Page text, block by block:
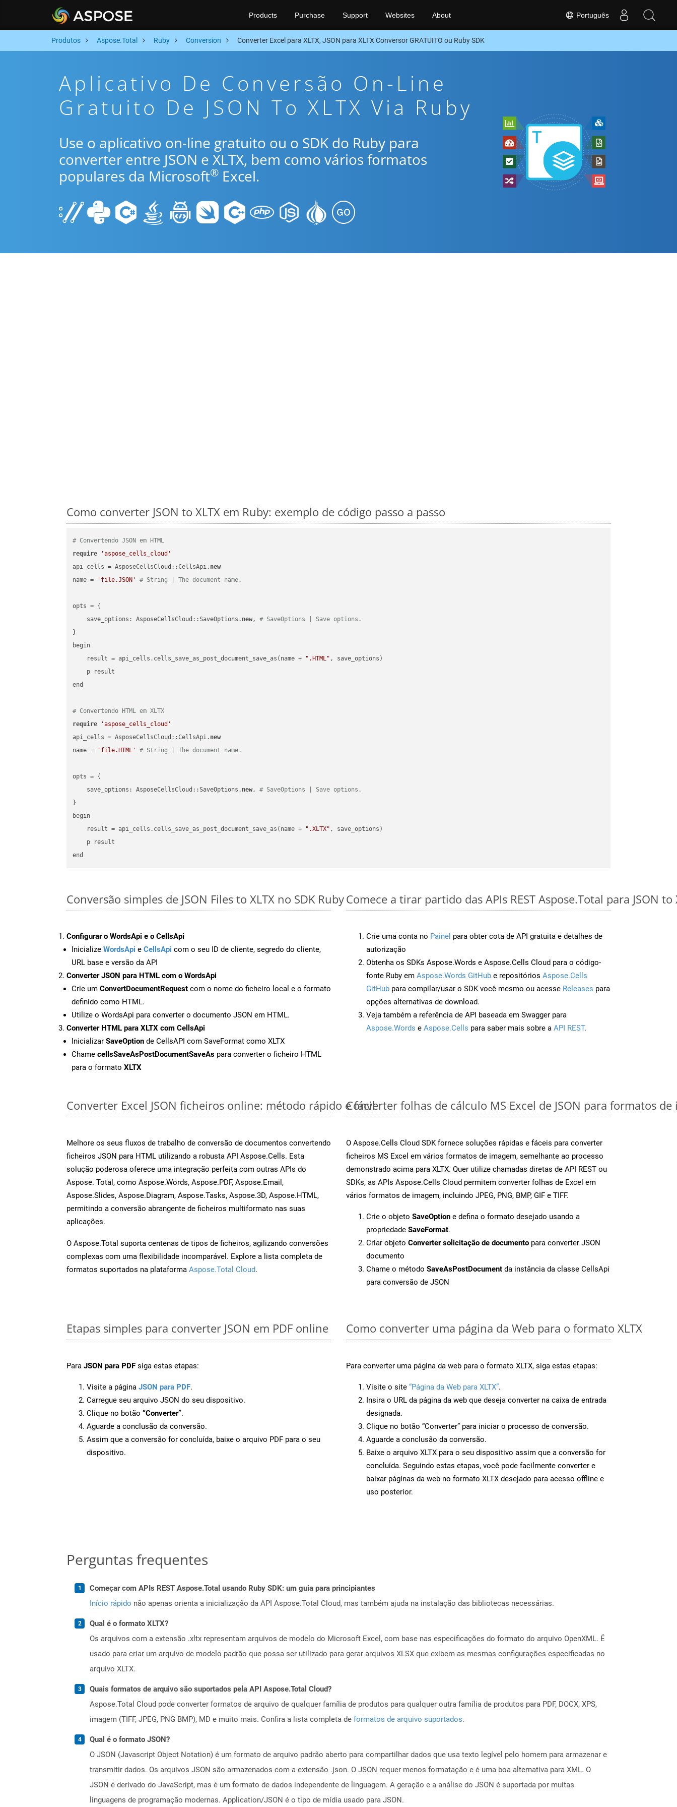
Português
Products Purchase Support Websites About
Produtos Aspose.Total Ruby Conversion Converter Excel para XLTX, JSON para XLTX Conversor GRATUITO ou Ruby SDK
Aplicativo De Conversão On-Line
Gratuito De JSON To XLTX Via Ruby
Use o aplicativo on-line gratuito ou o SDK do Ruby para
converter entre JSON e XLTX, bem como vários formatos
populares da Microsoft® Excel.
Como converter JSON to XLTX em Ruby: exemplo de código passo a passo
# Convertendo JSON em HTML
require
'aspose_cells_cloud'
api_cells = AsposeCellsCloud::CellsApi. new
name =
'file.JSON' # String | The document name.
opts = {
    save_options: AsposeCellsCloud::SaveOptions.
new, # SaveOptions | Save options.
}
begin
    result = api_cells.cells_save_as_post_document_save_as(name +
".HTML" , save_options)
    p result
end
# Convertendo HTML em XLTX
require
'aspose_cells_cloud'
api_cells = AsposeCellsCloud::CellsApi. new
name =
'file.HTML' # String | The document name.
opts = {
    save_options: AsposeCellsCloud::SaveOptions.
new, # SaveOptions | Save options.
}
begin
    result = api_cells.cells_save_as_post_document_save_as(name +
".XLTX" , save_options)
    p result
Conversão simples de JSON Files to XLTX no SDK Ruby
Configurar o WordsApi e o CellsApi
Inicialize WordsApi e CellsApi com o seu ID de cliente, segredo do cliente,
URL base e versão da API
Converter JSON para HTML com o WordsApi
Crie um ConvertDocumentRequest com o nome do ficheiro local e o formato
definido como HTML.
Utilize o WordsApi para converter o documento JSON em HTML.
Converter HTML para XLTX com CellsApi
Inicializar SaveOption de CellsAPI com SaveFormat como XLTX
Chame cellsSaveAsPostDocumentSaveAs para converter o ficheiro HTML
para o formato XLTX
Comece a tirar partido das APIs REST Aspose.Total para JSON to
Crie uma conta no Painel para obter cota de API gratuita e detalhes de
autorização
Obtenha os SDKs Aspose.Words e Aspose.Cells Cloud para o código-
fonte Ruby em Aspose.Words GitHub e repositórios Aspose.Cells
GitHub para compilar/usar o SDK você mesmo ou acesse Releases para
opções alternativas de download.
Veja também a referência de API baseada em Swagger para
Aspose.Words e Aspose.Cells para saber mais sobre a API REST.
Converter Excel JSON ficheiros online: método rápido e fácil
Melhore os seus fluxos de trabalho de conversão de documentos convertendo
ficheiros JSON para HTML utilizando a robusta API Aspose.Cells. Esta
solução poderosa oferece uma integração perfeita com outras APIs do
Aspose. Total, como Aspose.Words, Aspose.PDF, Aspose.Email,
Aspose.Slides, Aspose.Diagram, Aspose.Tasks, Aspose.3D, Aspose.HTML,
permitindo a conversão abrangente de ficheiros multiformato nas suas
aplicações.
O Aspose.Total suporta centenas de tipos de ficheiros, agilizando conversões
complexas com uma flexibilidade incomparável. Explore a lista completa de
formatos suportados na plataforma Aspose.Total Cloud.
Converter folhas de cálculo MS Excel de JSON para formatos de
O Aspose.Cells Cloud SDK fornece soluções rápidas e fáceis para converter
ficheiros MS Excel em vários formatos de imagem, semelhante ao processo
demonstrado acima para XLTX. Quer utilize chamadas diretas de API REST ou
SDKs, as APIs Aspose.Cells Cloud permitem converter folhas de Excel em
vários formatos de imagem, incluindo JPEG, PNG, BMP, GIF e TIFF.
Crie o objeto SaveOption e defina o formato desejado usando a
propriedade SaveFormat.
Criar objeto Converter solicitação de documento para converter JSON
documento
Chame o método SaveAsPostDocument da instância da classe CellsApi
para conversão de JSON
Etapas simples para converter JSON em PDF online
Para JSON para PDF siga estas etapas:
Visite a página JSON para PDF.
Carregue seu arquivo JSON do seu dispositivo.
Clique no botão “Converter”.
Aguarde a conclusão da conversão.
Assim que a conversão for concluída, baixe o arquivo PDF para o seu
dispositivo.
Como converter uma página da Web para o formato XLTX
Para converter uma página da web para o formato XLTX, siga estas etapas:
Visite o site “Página da Web para XLTX”.
Insira o URL da página da web que deseja converter na caixa de entrada
designada.
Clique no botão “Converter” para iniciar o processo de conversão.
Aguarde a conclusão da conversão.
Baixe o arquivo XLTX para o seu dispositivo assim que a conversão for
concluída. Seguindo estas etapas, você pode facilmente converter e
baixar páginas da web no formato XLTX desejado para acesso offline e
uso posterior.
Perguntas frequentes
Começar com APIs REST Aspose.Total usando Ruby SDK: um guia para principiantes
Início rápido não apenas orienta a inicialização da API Aspose.Total Cloud, mas também ajuda na instalação das bibliotecas necessárias.
Qual é o formato XLTX?
Os arquivos com a extensão .xltx representam arquivos de modelo do Microsoft Excel, com base nas especificações do formato do arquivo OpenXML. É
usado para criar um arquivo de modelo padrão que possa ser utilizado para gerar arquivos XLSX que exibem as mesmas configurações especificadas no
arquivo XLTX.
Quais formatos de arquivo são suportados pela API Aspose.Total Cloud?
Aspose.Total Cloud pode converter formatos de arquivo de qualquer família de produtos para qualquer outra família de produtos para PDF, DOCX, XPS,
imagem (TIFF, JPEG, PNG BMP), MD e muito mais. Confira a lista completa de formatos de arquivo suportados.
Qual é o formato JSON?
O JSON (Javascript Object Notation) é um formato de arquivo padrão aberto para compartilhar dados que usa texto legível pelo homem para armazenar e
transmitir dados. Os arquivos JSON são armazenados com a extensão .json. O JSON requer menos formatação e é uma boa alternativa para XML. O
JSON é derivado do JavaScript, mas é um formato de dados independente de linguagem. A geração e a análise do JSON é suportada por muitas
linguagens de programação modernas. Application/JSON é o tipo de mídia usado para JSON.